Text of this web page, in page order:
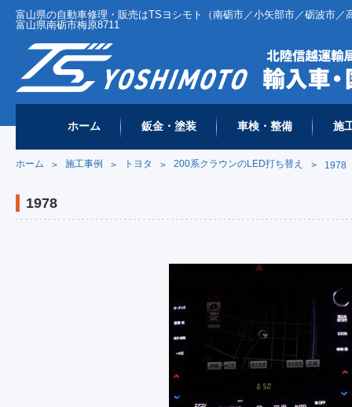
富山県の自動車修理・販売はTSヨシモト（南砺市／小矢部市／砺波市
富山県南砺市梅原8711
ホーム 鈑金・塗装 車検・整備 施
ホーム > 施工事例 > トヨタ > 200系クラウンのLED打ち替え > 1978
1978